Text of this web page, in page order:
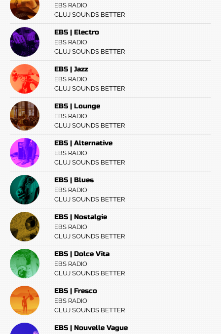
EBS RADIO
CLUJ SOUNDS BETTER
EBS | Electro
EBS RADIO
CLUJ SOUNDS BETTER
EBS | Jazz
EBS RADIO
CLUJ SOUNDS BETTER
EBS | Lounge
EBS RADIO
CLUJ SOUNDS BETTER
EBS | Alternative
EBS RADIO
CLUJ SOUNDS BETTER
EBS | Blues
EBS RADIO
CLUJ SOUNDS BETTER
EBS | Nostalgie
EBS RADIO
CLUJ SOUNDS BETTER
EBS | Dolce Vita
EBS RADIO
CLUJ SOUNDS BETTER
EBS | Fresco
EBS RADIO
CLUJ SOUNDS BETTER
EBS | Nouvelle Vague